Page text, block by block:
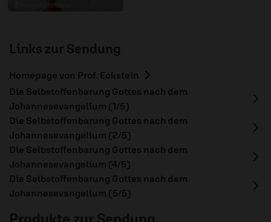
© Holger Eckstein
Links zur Sendung
Homepage von Prof. Eckstein
Die Selbstoffenbarung Gottes nach dem
Johannesevangelium (1/5)
Die Selbstoffenbarung Gottes nach dem
Johannesevangelium (2/5)
Die Selbstoffenbarung Gottes nach dem
Johannesevangelium (4/5)
Die Selbstoffenbarung Gottes nach dem
Johannesevangelium (5/5)
Produkte zur Sendung